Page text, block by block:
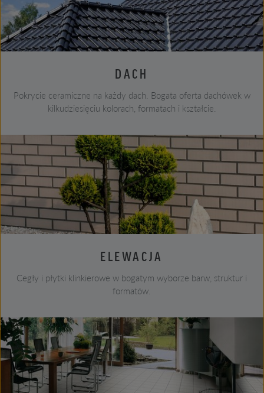
DACH
Pokrycie ceramiczne na każdy dach. Bogata oferta dachówek w
kilkudziesięciu kolorach, formatach i kształcie.
ELEWACJA
Cegły i płytki klinkierowe w bogatym wyborze barw, struktur i
formatów.